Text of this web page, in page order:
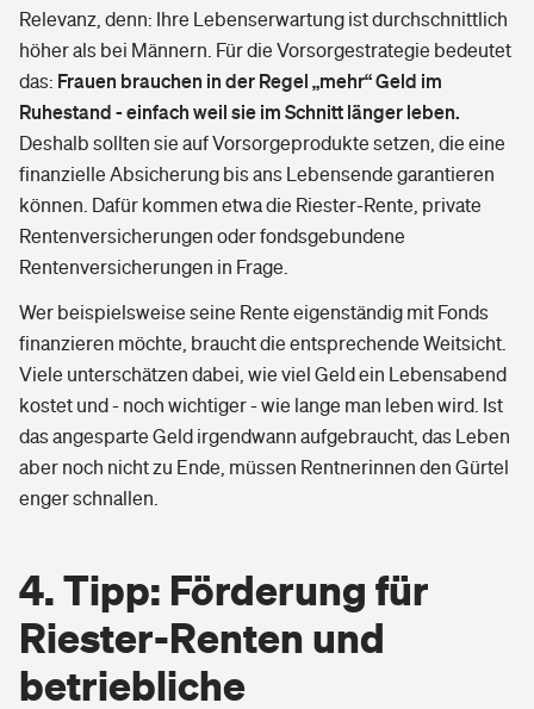
Relevanz, denn: Ihre Lebenserwartung ist durchschnittlich
höher als bei Männern. Für die Vorsorgestrategie bedeutet
das: Frauen brauchen in der Regel „mehr“ Geld im
Ruhestand - einfach weil sie im Schnitt länger leben.
Deshalb sollten sie auf Vorsorgeprodukte setzen, die eine
finanzielle Absicherung bis ans Lebensende garantieren
können. Dafür kommen etwa die Riester-Rente, private
Rentenversicherungen oder fondsgebundene
Rentenversicherungen in Frage.
Wer beispielsweise seine Rente eigenständig mit Fonds
finanzieren möchte, braucht die entsprechende Weitsicht.
Viele unterschätzen dabei, wie viel Geld ein Lebensabend
kostet und - noch wichtiger - wie lange man leben wird. Ist
das angesparte Geld irgendwann aufgebraucht, das Leben
aber noch nicht zu Ende, müssen Rentnerinnen den Gürtel
enger schnallen.
4. Tipp: Förderung für
Riester-Renten und
betriebliche